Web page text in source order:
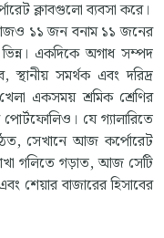
ক্লাবগুলো ব্যবসা করে।
১১ জন বনাম ১১ জনের
ভিন্ন। একদিকে অগাধ সম্পদ
সমর্থক এবং দরিদ্র
একসময় শ্রমিক শ্রেণির
যে গ্যালারিতে
সেখানে আজ কর্পোরেট
গলিতে গড়াত, আজ সেটি
শেয়ার বাজারের হিসাবের